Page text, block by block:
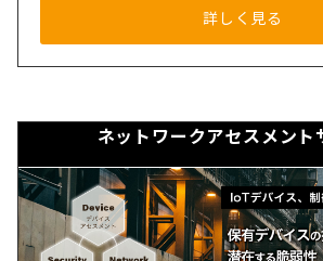
詳しく見る
ネットワークアセスメント